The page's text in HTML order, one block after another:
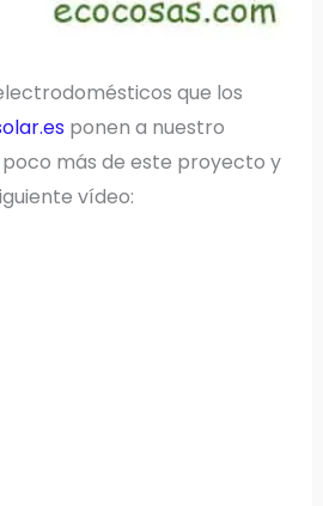
que los
ponen a nuestro
más de este proyecto y
vídeo: